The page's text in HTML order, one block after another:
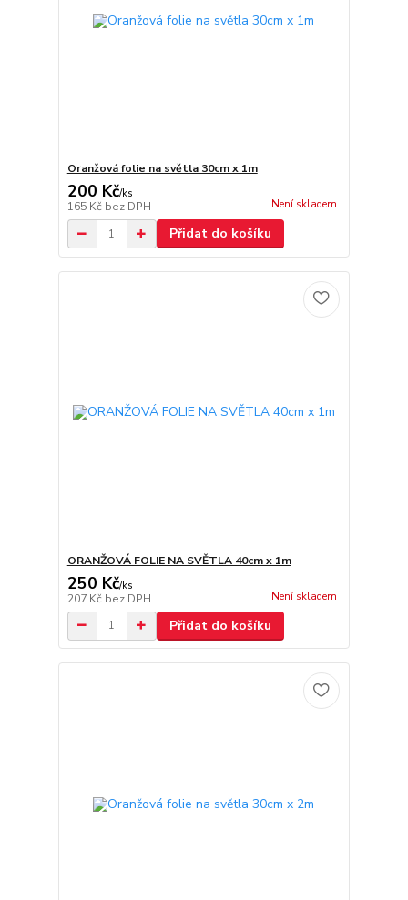
Oranžová folie na světla 30cm x 1m
200 Kč/ks
165 Kč bez DPH Není skladem
Přidat do košíku
ORANŽOVÁ FOLIE NA SVĚTLA 40cm x 1m
250 Kč/ks
207 Kč bez DPH Není skladem
Přidat do košíku